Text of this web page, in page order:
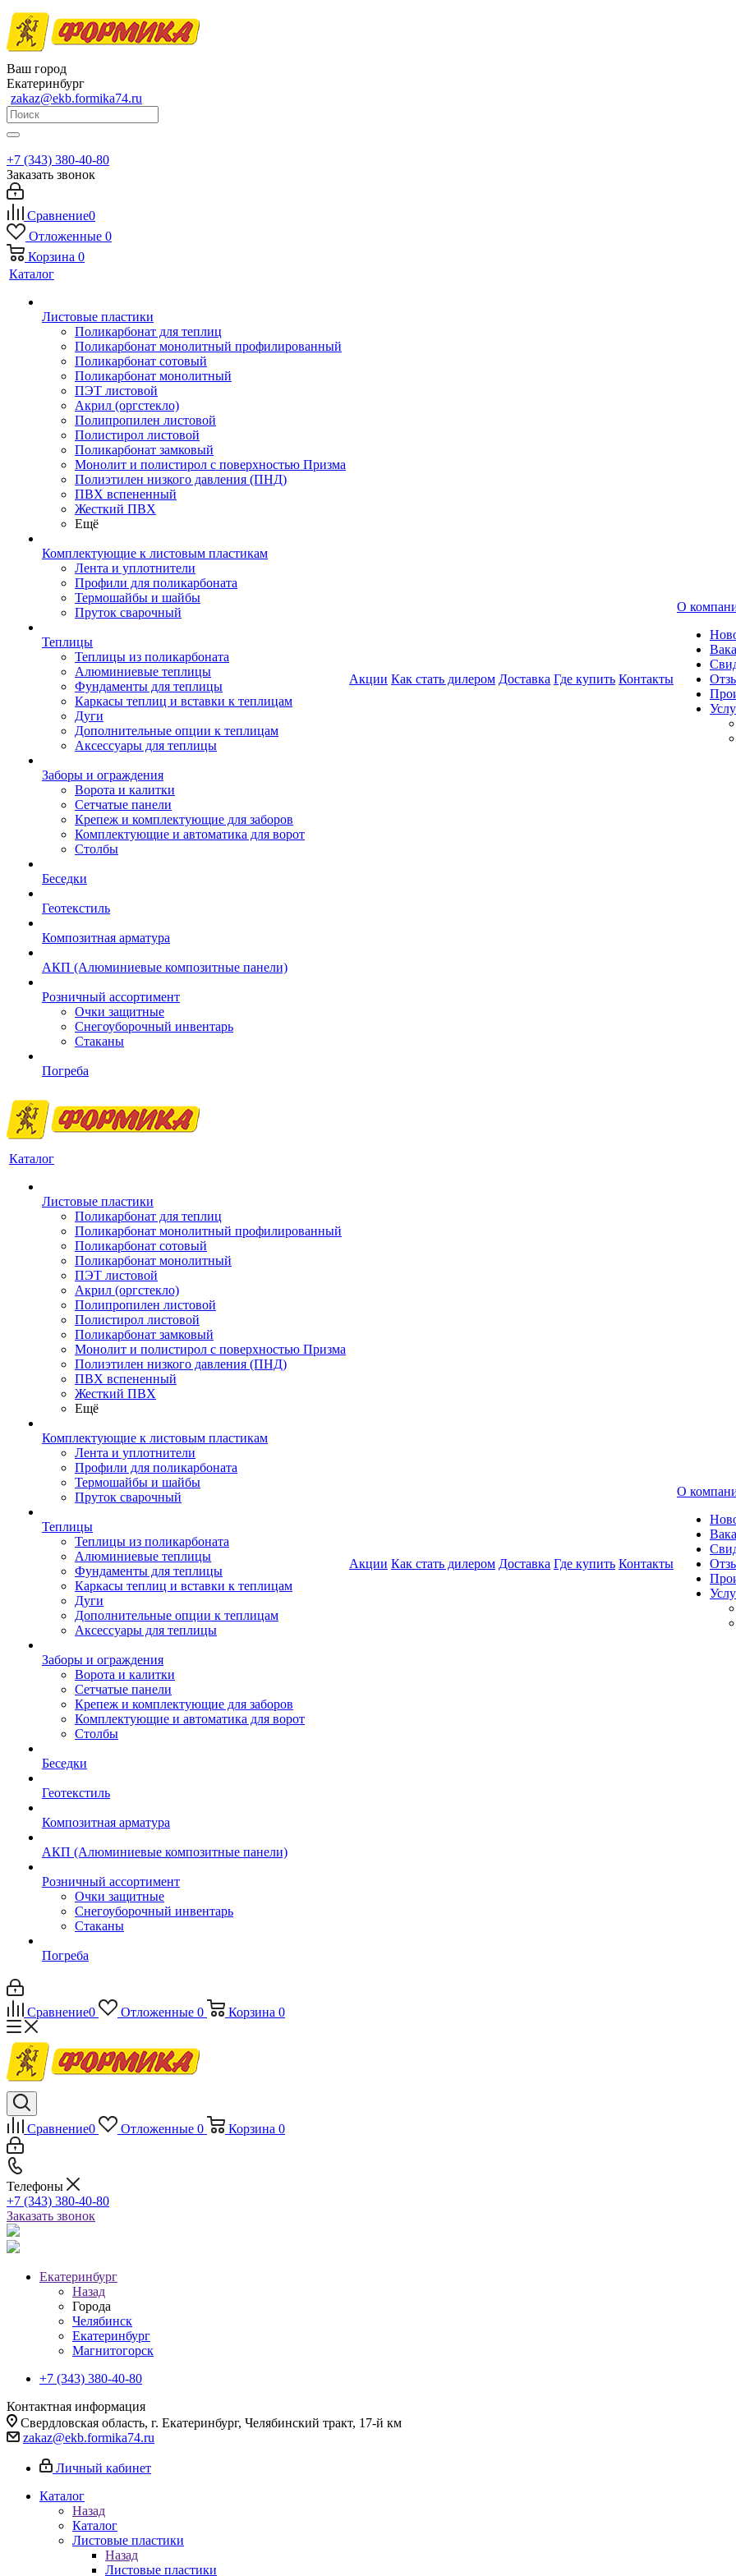
Ваш город
Екатеринбург
zakaz@ekb.formika74.ru
+7 (343) 380-40-80
Заказать звонок
Сравнение0
Отложенные 0
Корзина 0
Каталог
Листовые пластики
Поликарбонат для теплиц
Поликарбонат монолитный профилированный
Поликарбонат сотовый
Поликарбонат монолитный
ПЭТ листовой
Акрил (оргстекло)
Полипропилен листовой
Полистирол листовой
Поликарбонат замковый
Монолит и полистирол с поверхностью Призма
Полиэтилен низкого давления (ПНД)
ПВХ вспененный
Жесткий ПВХ
Ещё
Комплектующие к листовым пластикам
Лента и уплотнители
Профили для поликарбоната
Термошайбы и шайбы
Пруток сварочный
Теплицы
Теплицы из поликарбоната
Алюминиевые теплицы
Фундаменты для теплицы
Каркасы теплиц и вставки к теплицам
Дуги
Дополнительные опции к теплицам
Аксессуары для теплицы
Заборы и ограждения
Ворота и калитки
Сетчатые панели
Крепеж и комплектующие для заборов
Комплектующие и автоматика для ворот
Столбы
Беседки
Геотекстиль
Композитная арматура
АКП (Алюминиевые композитные панели)
Розничный ассортимент
Очки защитные
Снегоуборочный инвентарь
Стаканы
Погреба
Акции Как стать дилером Доставка Где купить Контакты
О
Каталог
Листовые пластики
Поликарбонат для теплиц
Поликарбонат монолитный профилированный
Поликарбонат сотовый
Поликарбонат монолитный
ПЭТ листовой
Акрил (оргстекло)
Полипропилен листовой
Полистирол листовой
Поликарбонат замковый
Монолит и полистирол с поверхностью Призма
Полиэтилен низкого давления (ПНД)
ПВХ вспененный
Жесткий ПВХ
Ещё
Комплектующие к листовым пластикам
Лента и уплотнители
Профили для поликарбоната
Термошайбы и шайбы
Пруток сварочный
Теплицы
Теплицы из поликарбоната
Алюминиевые теплицы
Фундаменты для теплицы
Каркасы теплиц и вставки к теплицам
Дуги
Дополнительные опции к теплицам
Аксессуары для теплицы
Заборы и ограждения
Ворота и калитки
Сетчатые панели
Крепеж и комплектующие для заборов
Комплектующие и автоматика для ворот
Столбы
Беседки
Геотекстиль
Композитная арматура
АКП (Алюминиевые композитные панели)
Розничный ассортимент
Очки защитные
Снегоуборочный инвентарь
Стаканы
Погреба
Акции Как стать дилером Доставка Где купить Контакты
О
Сравнение0 Отложенные 0 Корзина 0
Сравнение0 Отложенные 0 Корзина 0
Телефоны
+7 (343) 380-40-80
Заказать звонок
Екатеринбург
Назад
Города
Челябинск
Екатеринбург
Магнитогорск
+7 (343) 380-40-80
Контактная информация
Свердловская область, г. Екатеринбург, Челябинский тракт, 17-й км
zakaz@ekb.formika74.ru
Личный кабинет
Каталог
Назад
Каталог
Листовые пластики
Назад
Листовые пластики